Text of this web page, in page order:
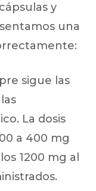
y
una
sigue las
La dosis
a 400 mg
1200 mg al